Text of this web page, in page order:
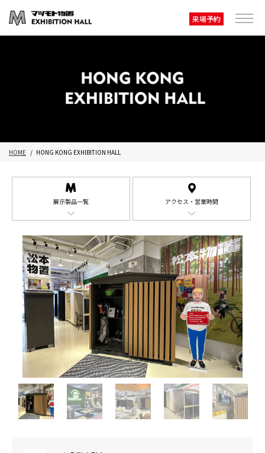
来場予約
HOME HONG KONG EXHIBITION HALL
展示製品一覧 アクセス・営業時間